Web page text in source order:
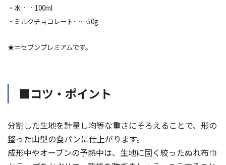
・水……100ml
・ミルクチョコレート……50g
★＝セブンプレミアムです。
■コツ・ポイント
分割した生地を計量し均等な重さにそろえることで、形の
整った山型の食パンに仕上がります。
成形中やオーブンの予熱中は、生地に固く絞ったぬれ布巾